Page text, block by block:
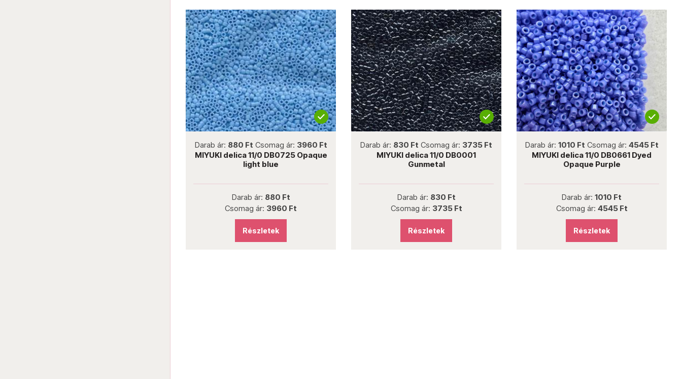
Darab ár: 880 Ft Csomag ár: 3960 Ft
MIYUKI delica 11/0 DB0725 Opaque
light blue
Darab ár: 880 Ft
Csomag ár: 3960 Ft
Részletek
Darab ár: 830 Ft Csomag ár: 3735 Ft
MIYUKI delica 11/0 DB0001
Gunmetal
Darab ár: 830 Ft
Csomag ár: 3735 Ft
Részletek
Darab ár: 1010 Ft Csomag ár: 4545 Ft
MIYUKI delica 11/0 DB0661 Dyed
Opaque Purple
Darab ár: 1010 Ft
Csomag ár: 4545 Ft
Részletek